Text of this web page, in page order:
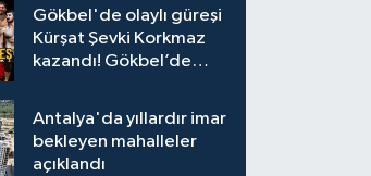
Gökbel'de olaylı güreşi
Kürşat Şevki Korkmaz
kazandı! Gökbel’de
Gürbüz elendi!
Antalya'da yıllardır imar
bekleyen mahalleler
açıklandı